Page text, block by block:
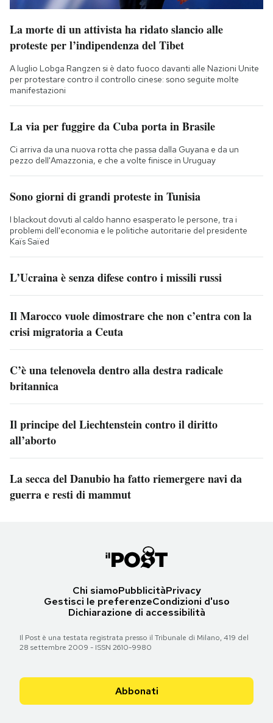
La morte di un attivista ha ridato slancio alle
proteste per l’indipendenza del Tibet
A luglio Lobga Rangzen si è dato fuoco davanti alle Nazioni Unite
per protestare contro il controllo cinese: sono seguite molte
manifestazioni
La via per fuggire da Cuba porta in Brasile
Ci arriva da una nuova rotta che passa dalla Guyana e da un
pezzo dell'Amazzonia, e che a volte finisce in Uruguay
Sono giorni di grandi proteste in Tunisia
I blackout dovuti al caldo hanno esasperato le persone, tra i
problemi dell'economia e le politiche autoritarie del presidente
Kaïs Saïed
L’Ucraina è senza difese contro i missili russi
Il Marocco vuole dimostrare che non c’entra con la
crisi migratoria a Ceuta
C’è una telenovela dentro alla destra radicale
britannica
Il principe del Liechtenstein contro il diritto
all’aborto
La secca del Danubio ha fatto riemergere navi da
guerra e resti di mammut
Chi siamoPubblicitàPrivacy
Gestisci le preferenzeCondizioni d'uso
Dichiarazione di accessibilità
Il Post è una testata registrata presso il Tribunale di Milano, 419 del
28 settembre 2009 - ISSN 2610-9980
Abbonati